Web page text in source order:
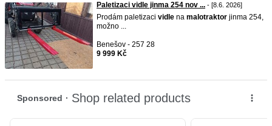
Paletizaci vidle jinma 254 nov ... - [8.6. 2026]
Prodám paletizaci vidle na malotraktor jinma 254,
možno ...
Benešov - 257 28
9 999 Kč